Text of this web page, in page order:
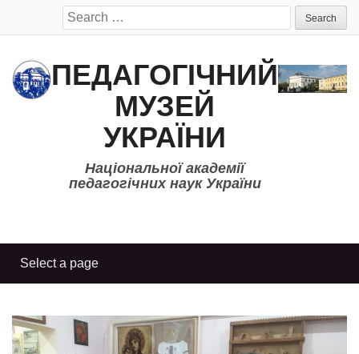
Search
for:
ПЕДАГОГІЧНИЙ
МУЗЕЙ
УКРАЇНИ
Національної академії
педагогічних наук України